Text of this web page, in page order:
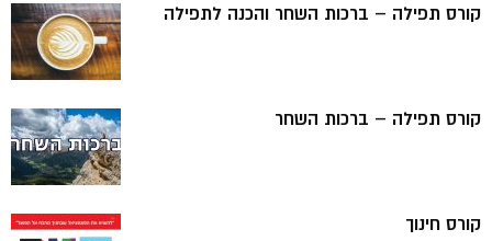
קורס תפילה – ברכות השחר והכנה לתפילה
קורס תפילה – ברכות השחר
קורס חינוך